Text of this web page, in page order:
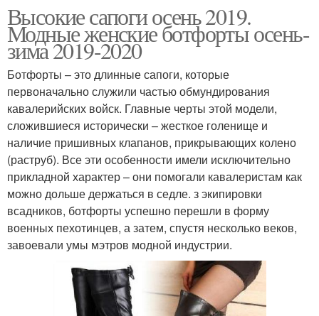
Высокие сапоги осень 2019.
Модные женские ботфорты осень-
зима 2019-2020
Ботфорты – это длинные сапоги, которые
первоначально служили частью обмундирования
кавалерийских войск. Главные черты этой модели,
сложившиеся исторически – жесткое голенище и
наличие пришивных клапанов, прикрывающих колено
(раструб). Все эти особенности имели исключительно
прикладной характер – они помогали кавалеристам как
можно дольше держаться в седле. з экипировки
всадников, ботфорты успешно перешли в форму
военных пехотинцев, а затем, спустя несколько веков,
завоевали умы мэтров модной индустрии.